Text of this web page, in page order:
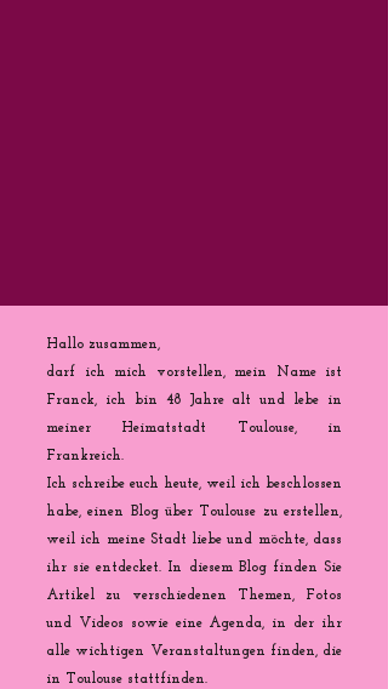
Hallo zusammen,
darf ich mich vorstellen, mein Name ist
Franck, ich bin 48 Jahre alt und lebe in
meiner Heimatstadt Toulouse, in
Frankreich.
Ich schreibe euch heute, weil ich beschlossen
habe, einen Blog über Toulouse zu erstellen,
weil ich meine Stadt liebe und möchte, dass
ihr sie entdecket. In diesem Blog finden Sie
Artikel zu verschiedenen Themen, Fotos
und Videos sowie eine Agenda, in der ihr
alle wichtigen Veranstaltungen finden, die
in Toulouse stattfinden.